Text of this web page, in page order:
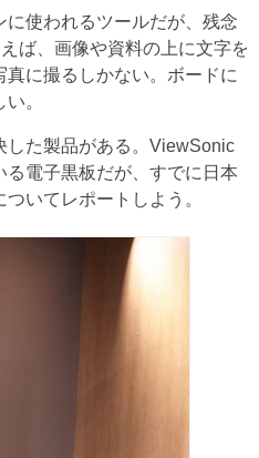
使われるツールだが、残念
ば、画像や資料の上に文字を
に撮るしかない。ボードに
。
た製品がある。ViewSonic
電子黒板だが、すでに日本
いてレポートしよう。